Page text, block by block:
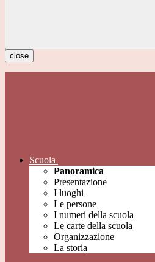
close
Scuola
Panoramica
Presentazione
I luoghi
Le persone
I numeri della scuola
Le carte della scuola
Organizzazione
La storia